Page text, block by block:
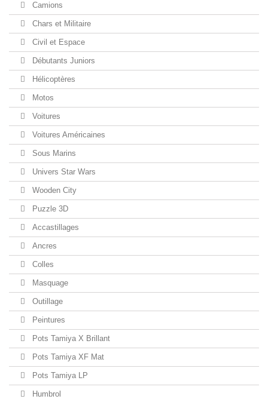
Camions
Chars et Militaire
Civil et Espace
Débutants Juniors
Hélicoptères
Motos
Voitures
Voitures Américaines
Sous Marins
Univers Star Wars
Wooden City
Puzzle 3D
Accastillages
Ancres
Colles
Masquage
Outillage
Peintures
Pots Tamiya X Brillant
Pots Tamiya XF Mat
Pots Tamiya LP
Humbrol